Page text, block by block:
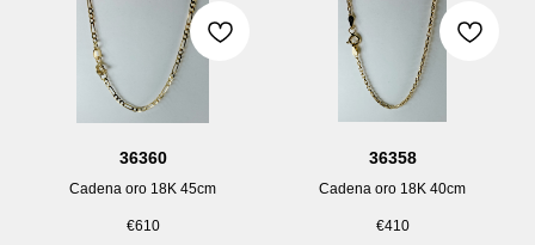
36360
Cadena oro 18K 45cm
€610
36358
Cadena oro 18K 40cm
€410